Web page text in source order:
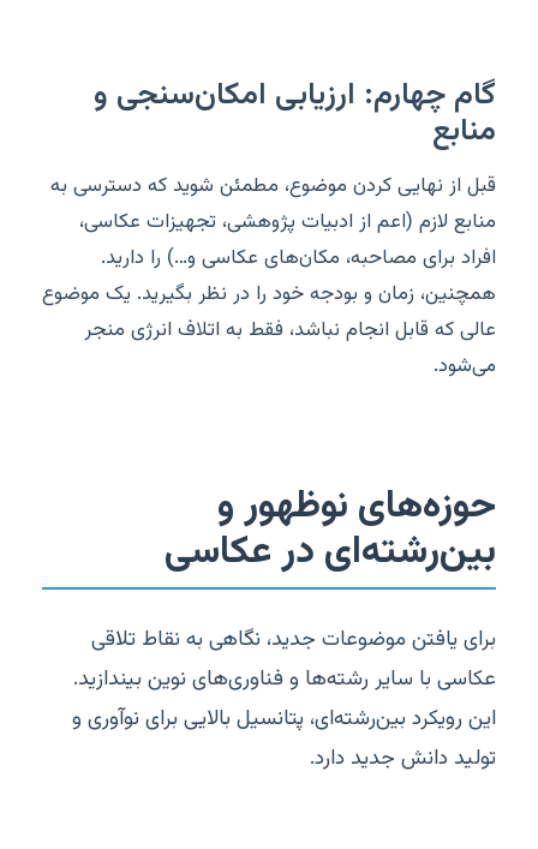
گام چهارم: ارزیابی امکان‌سنجی و
منابع
قبل از نهایی کردن موضوع، مطمئن شوید که دسترسی به
منابع لازم (اعم از ادبیات پژوهشی، تجهیزات عکاسی،
افراد برای مصاحبه، مکان‌های عکاسی و…) را دارید.
همچنین، زمان و بودجه خود را در نظر بگیرید. یک موضوع
عالی که قابل انجام نباشد، فقط به اتلاف انرژی منجر
می‌شود.
حوزه‌های نوظهور و
بین‌رشته‌ای در عکاسی
برای یافتن موضوعات جدید، نگاهی به نقاط تلاقی
عکاسی با سایر رشته‌ها و فناوری‌های نوین بیندازید.
این رویکرد بین‌رشته‌ای، پتانسیل بالایی برای نوآوری و
تولید دانش جدید دارد.